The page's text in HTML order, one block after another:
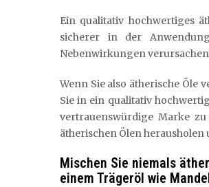
Ein qualitativ hochwertiges
sicherer in der
Nebenwirkungen
Wenn Sie also ätherische
Sie in ein qualitativ
vertrauenswürdige Marke
ätherischen Ölen
Mischen Sie niemals
einem Trägeröl wie